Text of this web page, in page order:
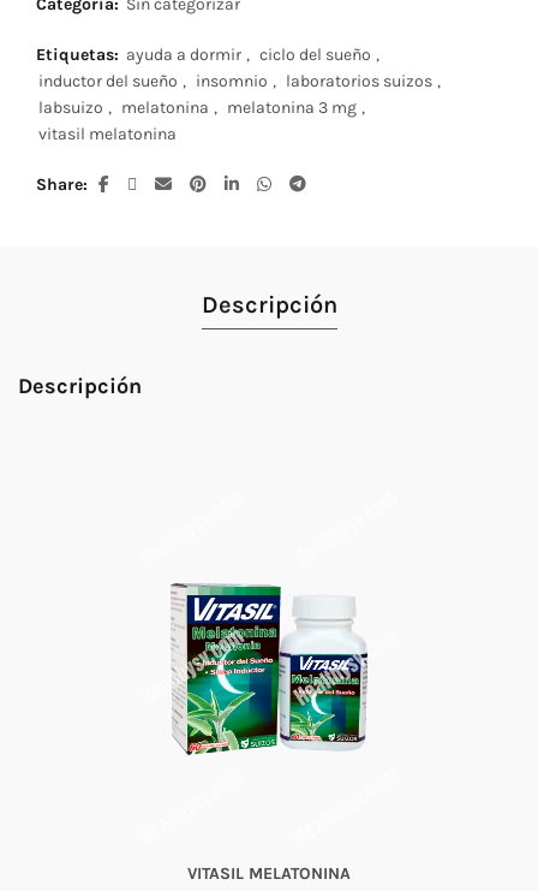
Etiquetas: ayuda a dormir , ciclo del sueño ,
inductor del sueño , insomnio , laboratorios suizos ,
labsuizo , melatonina , melatonina 3 mg ,
vitasil melatonina
Share
Descripción
Descripción
VITASIL MELATONINA